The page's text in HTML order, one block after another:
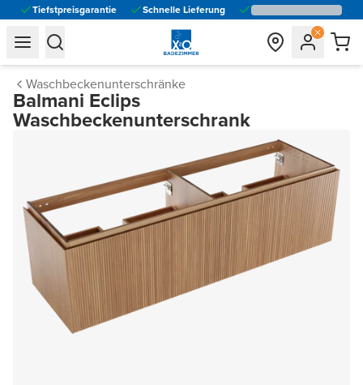
Tiefstpreisgarantie Schnelle Lieferung
general.navigation.toggle_menu.label
general.navigation.toggle_menu.label
Waschbeckenunterschränke
Balmani Eclips
Waschbeckenunterschrank